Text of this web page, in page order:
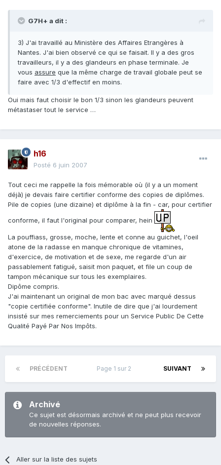
G7H+ a dit :
3) J'ai travaillé au Ministère des Affaires Etrangères à
Nantes. J'ai bien observé ce qui se faisait. Il y a des gros
travailleurs, il y a des glandeurs en phase terminale. Je
vous assure que la même charge de travail globale peut se
faire avec 1/3 d'effectif en moins.
Oui mais faut choisir le bon 1/3 sinon les glandeurs peuvent
métastaser tout le service …
h16
Posté 6 juin 2007
Tout ceci me rappelle la fois mémorable où (il y a un moment
déjà) je devais faire certifier conforme des copies de diplômes.
Pile de copies (une dizaine) et diplôme à la fin - car, pour certifier
conforme, il faut l'original pour comparer, hein
La pouffiass, grosse, moche, lente et conne au guichet, l'oeil
atone de la radasse en manque chronique de vitamines,
d'exercice, de motivation et de sexe, me regarde d'un air
passablement fatigué, saisit mon paquet, et file un coup de
tampon mécanique sur tous les exemplaires.
Dipôme compris.
J'ai maintenant un original de mon bac avec marqué dessus
"copie certifiée conforme". Inutile de dire que j'ai lourdement
insisté sur mes remerciements pour un Service Public De Cette
Qualité Payé Par Nos Impôts.
PRÉCÉDENT SUIVANT
Page 1 sur 2
Archivé
Ce sujet est désormais archivé et ne peut plus recevoir
de nouvelles réponses.
Aller sur la liste des sujets